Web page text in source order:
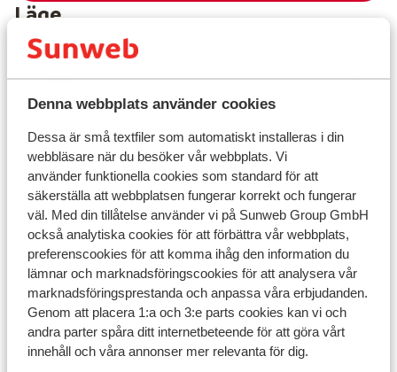
Denna webbplats använder cookies
Dessa är små textfiler som automatiskt installeras i din
webbläsare när du besöker vår webbplats. Vi
använder funktionella cookies som standard för att
säkerställa att webbplatsen fungerar korrekt och fungerar
väl. Med din tillåtelse använder vi på Sunweb Group GmbH
också analytiska cookies för att förbättra vår webbplats,
preferenscookies för att komma ihåg den information du
lämnar och marknadsföringscookies för att analysera vår
marknadsföringsprestanda och anpassa våra erbjudanden.
Genom att placera 1:a och 3:e parts cookies kan vi och
andra parter spåra ditt internetbeteende för att göra vårt
innehåll och våra annonser mer relevanta för dig.
Läge
I området
Avstånd till centrum: ca 1500 m
Avstånd till skidbuss ca 500 m
Avstånd till skidlift ca 350 m
Liftkort/Utrustning/Skidskola